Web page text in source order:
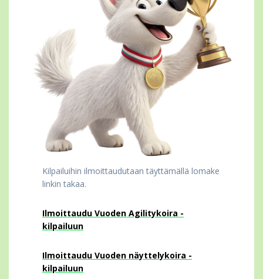
Kilpailuihin ilmoittaudutaan täyttämällä lomake
linkin takaa.
Ilmoittaudu Vuoden Agilitykoira -
kilpailuun
Ilmoittaudu Vuoden näyttelykoira -
kilpailuun